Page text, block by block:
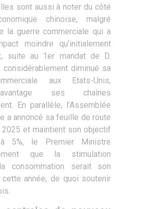
sont aussi à noter du côté
chinoise, malgré
la guerre commerciale qui a
moindre qu’initialement
suite au 1er mandat de D.
considérablement diminué sa
aux Etats-Unis,
ses chaînes
En parallèle, l’Assemblée
a annoncé sa feuille de route
2025 et maintient son objectif
5%, le Premier Ministre
que la stimulation
consommation serait son
année, de quoi soutenir